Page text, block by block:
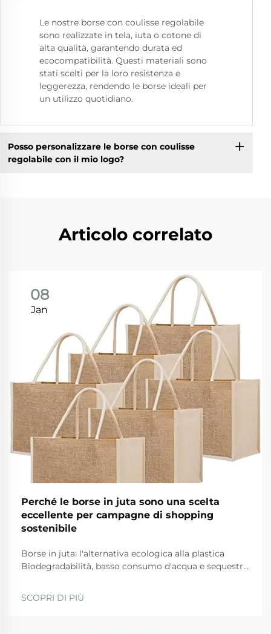
Le nostre borse con coulisse regolabile
sono realizzate in tela, iuta o cotone di
alta qualità, garantendo durata ed
ecocompatibilità. Questi materiali sono
stati scelti per la loro resistenza e
leggerezza, rendendo le borse ideali per
un utilizzo quotidiano.
Posso personalizzare le borse con coulisse
regolabile con il mio logo?
Articolo correlato
08
Jan
Perché le borse in juta sono una scelta
eccellente per campagne di shopping
sostenibile
Borse in juta: l'alternativa ecologica alla plastica
Biodegradabilità, basso consumo d'acqua e sequestro
sintetiche Quando si tratta di opzioni ecologiche, le
borse in juta si distinguono per diversi motivi. Prima
SCOPRI DI PIÙ